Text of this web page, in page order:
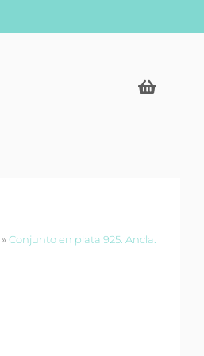
» Conjunto en plata 925. Ancla.